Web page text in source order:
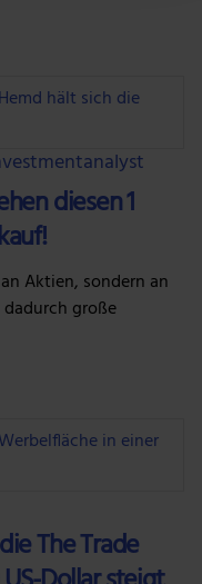
Website zu
zu
an unsere Partner
die du
diesen 1
Aktien, sondern an
große
The Trade